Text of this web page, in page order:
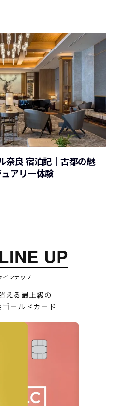
奈良 宿泊記｜古都の魅
アリー体験
UP
インナップ
える最上級の
ールドカード